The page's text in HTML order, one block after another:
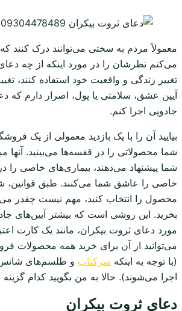
معمولاً مردم به سختی می‌توانند درک کنند
می‌کنم نظرشان را در مورد اینکه از چه
تغییر زندگی و واقعیت خود استفاده کنند،
آیین عشق، سلامتی یا پول، اصرار دارم که
جادویی اجرا کنم.
بیایید آن را با یک بازدید معمولی از یک
شما محصولاتی را در قفسه‌ها می‌بینید. آنها
شما پیشنهاد می‌دهند، بیماری‌های خاصی را
خاصی را عاشق شما می‌کنند. طبق قوانین،
محصول را انتخاب کنید، مهم نیست چقدر
بخرید. این روشی است که بیشتر آیین‌های
مورد دعای ثروت بیکران، مانند یک کارت
می‌توانید از آن برای خرید همه محصولات
(با توجه به اینکه سرکتاب و طلسم‌های شانس
اجرا می‌شوند). حالا به من بگویید کدام
دعای ثروت بیکران